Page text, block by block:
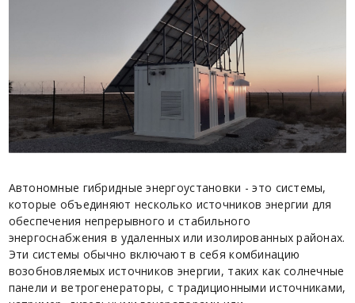
Автономные гибридные энергоустановки - это системы,
которые объединяют несколько источников энергии для
обеспечения непрерывного и стабильного
энергоснабжения в удаленных или изолированных районах.
Эти системы обычно включают в себя комбинацию
возобновляемых источников энергии, таких как солнечные
панели и ветрогенераторы, с традиционными источниками,